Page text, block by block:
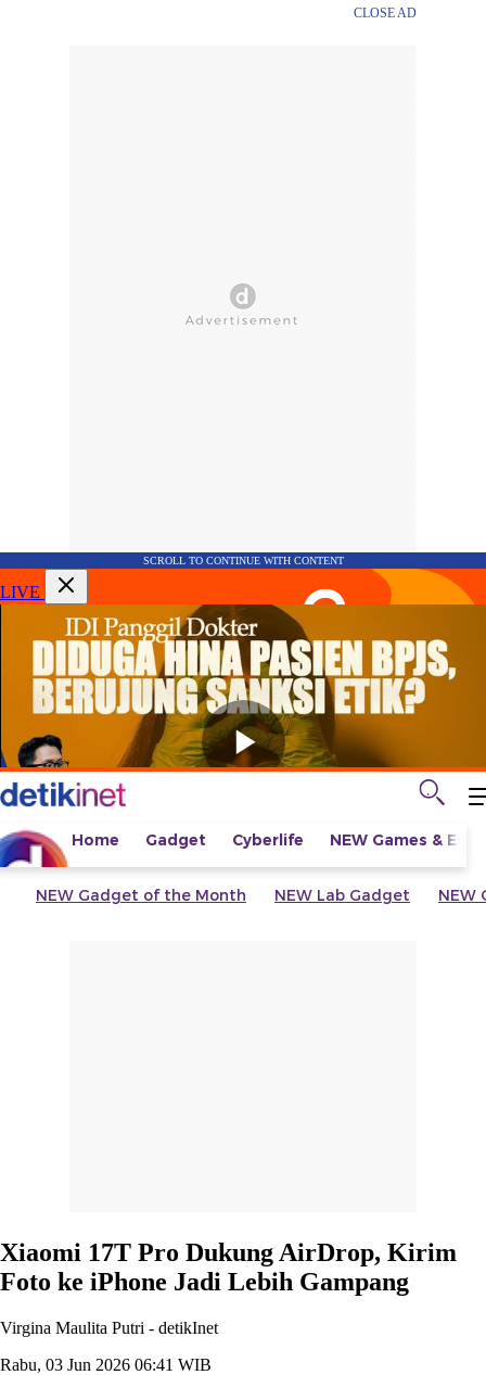
CLOSE AD
SCROLL TO CONTINUE WITH CONTENT
LIVE
Home Gadget Cyberlife NEW Games &
NEW Gadget of the Month NEW Lab Gadget NEW
Xiaomi 17T Pro Dukung AirDrop, Kirim
Foto ke iPhone Jadi Lebih Gampang
Virgina Maulita Putri - detikInet
Rabu, 03 Jun 2026 06:41 WIB